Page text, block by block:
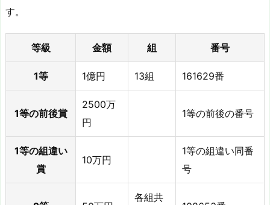
す。
等級 金額 組 番号
1等 1億円 13組 161629番
1等の前後賞
2500万
円
1等の前後の番号
1等の組違い
賞
10万円
1等の組違い同番
号
各組共